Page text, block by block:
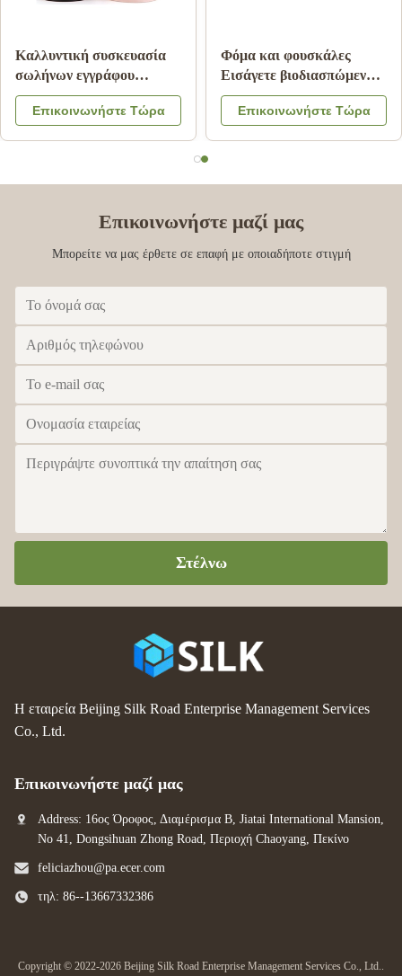
Καλλυντική συσκευασία
σωλήνων εγγράφου
CMKY, συσκευασία
κυλίνδρων πολυτέλειας
Επικοινωνήστε Τώρα
Φόμα και φουσκάλες
Εισάγετε βιοδιασπώμενα
σωλήνες χαρτιού για
συσκευασίες σωλήνων
Επικοινωνήστε Τώρα
Επικοινωνήστε μαζί μας
Μπορείτε να μας έρθετε σε επαφή με οποιαδήποτε στιγμή
Στέλνω
Η εταιρεία Beijing Silk Road Enterprise Management Services
Co., Ltd.
Επικοινωνήστε μαζί μας
Address: 16ος Όροφος, Διαμέρισμα Β, Jiatai International Mansion,
No 41, Dongsihuan Zhong Road, Περιοχή Chaoyang, Πεκίνο
feliciazhou@pa.ecer.com
τηλ: 86--13667332386
Copyright © 2022-2026 Beijing Silk Road Enterprise Management Services Co., Ltd..